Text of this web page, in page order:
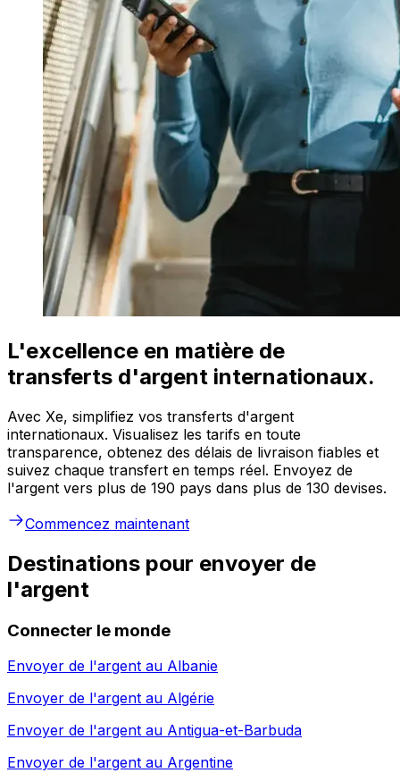
L'excellence en matière de
transferts d'argent internationaux.
Avec Xe, simplifiez vos transferts d'argent
internationaux. Visualisez les tarifs en toute
transparence, obtenez des délais de livraison fiables et
suivez chaque transfert en temps réel. Envoyez de
l'argent vers plus de 190 pays dans plus de 130 devises.
Commencez maintenant
Destinations pour envoyer de
l'argent
Connecter le monde
Envoyer de l'argent au Albanie
Envoyer de l'argent au Algérie
Envoyer de l'argent au Antigua-et-Barbuda
Envoyer de l'argent au Argentine